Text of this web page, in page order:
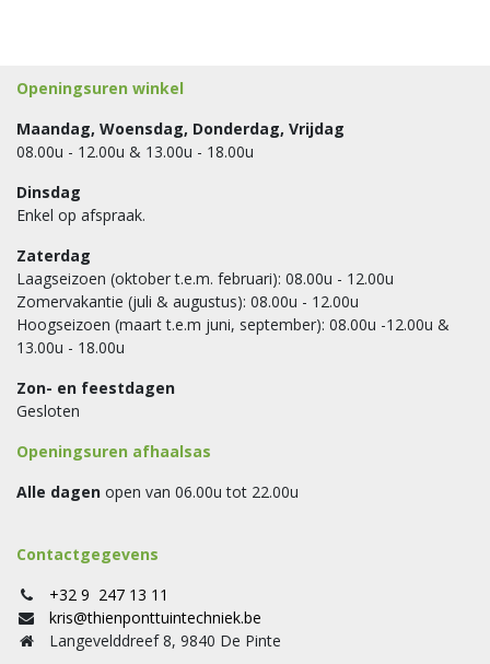
Openingsuren winkel
Maandag, Woensdag, Donderdag, Vrijdag
08.00u - 12.00u & 13.00u - 18.00u
Dinsdag
Enkel op afspraak.
Zaterdag
Laagseizoen (oktober t.e.m. februari): 08.00u - 12.00u
Zomervakantie (juli & augustus): 08.00u - 12.00u
Hoogseizoen (maart t.e.m juni, september): 08.00u -12.00u &
13.00u - 18.00u
Zon- en feestdagen
Gesloten
Openingsuren afhaalsas
Alle dagen open van 06.00u tot 22.00u
Contactgegevens
+32 9 247 13 11
kris@thienponttuintechniek.be
Langevelddreef 8, 9840 De Pinte